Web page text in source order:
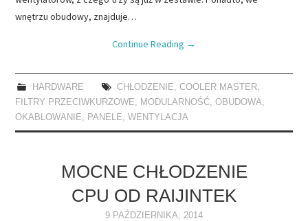
wnętrzu obudowy, znajduje…
Continue Reading →
HARDWARE CHŁODZENIE, COOLER MASTER,
FILTRY PRZECIWKURZOWE, MODULARNOŚĆ,OBUDOWA,
OKABLOWANIE, PANELE,WENTYLACJA
MOCNE CHŁODZENIE
CPU OD RAIJINTEK
9 PAŹDZIERNIKA, 2014